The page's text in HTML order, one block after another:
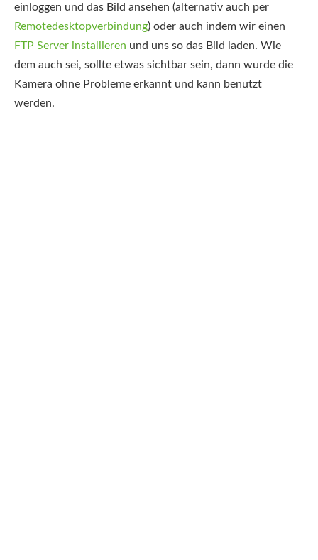
einloggen und das Bild ansehen (alternativ auch per
Remotedesktopverbindung) oder auch indem wir einen
FTP Server installieren und uns so das Bild laden. Wie
dem auch sei, sollte etwas sichtbar sein, dann wurde die
Kamera ohne Probleme erkannt und kann benutzt
werden.